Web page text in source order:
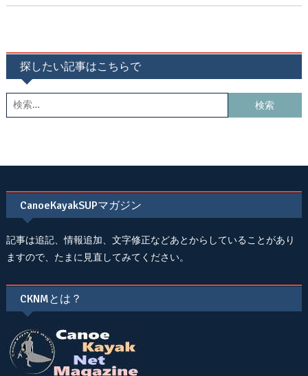
探したい記事はこちらで
索:
CanoeKayakSUPマガジン
記事は追記、情報追加、文字修正などあとからしていることがあり
ますので、たまに見直してみてください。
CKNMとは？